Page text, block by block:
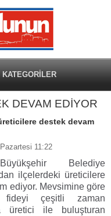
KATEGORİLER
DEVAM EDİYOR
destek devam
11:22
Belediye
ilçelerdeki üreticilere
ediyor. Mevsimine göre
çeşitli zaman
üretici ile buluşturan